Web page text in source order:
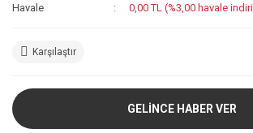
Havale 0,00 TL (%3,00 havale
Karşılaştır
GELİNCE HABER VER